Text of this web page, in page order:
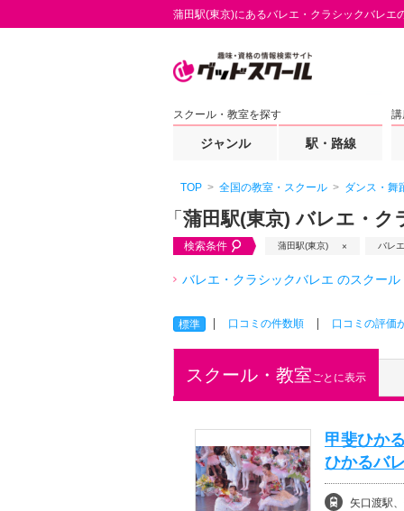
蒲田駅(東京)にあるバレエ・クラシックバレエ
スクール・教室を探す
ジャンル 駅・路線
TOP 全国の教室・スクール ダンス・舞
「 蒲田駅(東京) バレエ・ク
検索条件 蒲田駅(東京) バレ
バレエ・クラシックバレエ のスクー
標準 口コミの件数順 口コミの評価
スクール・教室ごとに表示
甲斐ひか
ひかるバ
矢口渡駅